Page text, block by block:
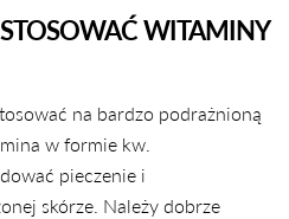
WITAMINY
na bardzo podrażnioną
w formie kw.
pieczenie i
skórze. Należy dobrze